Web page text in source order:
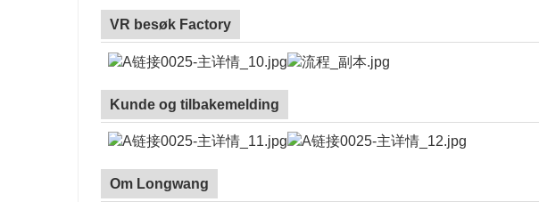
VR besøk Factory
Kunde og tilbakemelding
Om Longwang